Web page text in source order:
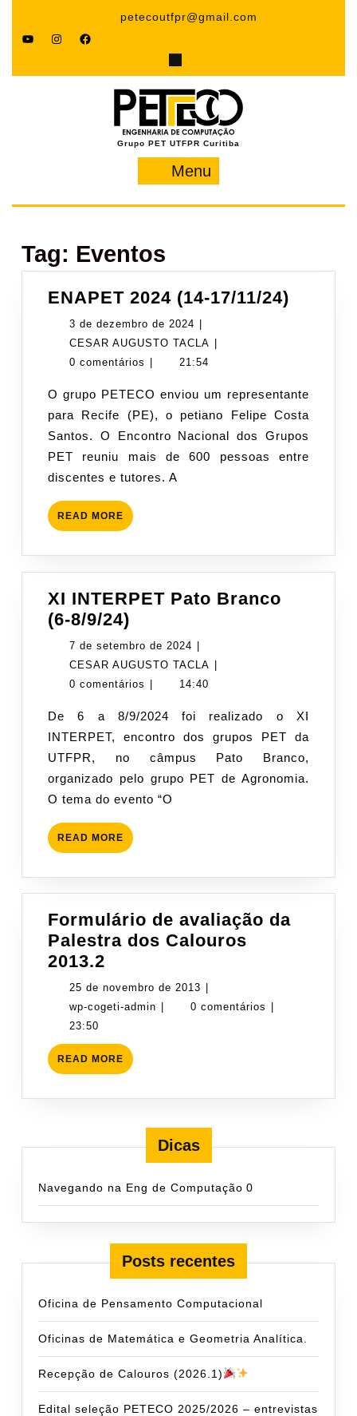
petecoutfpr@gmail.com
YouTubeInstagramFacebook
Grupo PET UTFPR Curitiba
Menu
Tag: Eventos
ENAPET 2024 (14-17/11/24)
3 de dezembro de 2024 3
de
dezembro
2024
CESAR AUGUSTO TACLA CESAR
0 comentários
21:54
O grupo PETECO enviou um representante
para Recife (PE), o petiano Felipe Costa
Santos. O Encontro Nacional dos Grupos
PET reuniu mais de 600 pessoas entre
discentes e tutores. A
READ MORE READ
MORE
XI INTERPET Pato Branco
(6-8/9/24)
INTERPET
Pato
Branco
8/9/24)
7 de setembro de 2024 7
de
setembro
2024
|
CESAR AUGUSTO TACLA CESAR
|
0 comentários | 14:40
De 6 a 8/9/2024 foi realizado o XI
INTERPET, encontro dos grupos PET da
UTFPR, no câmpus Pato Branco,
organizado pelo grupo PET de Agronomia.
O tema do evento “O
READ MORE READ
MORE
Formulário de avaliação da
Palestra dos Calouros
2013.2
de
avaliação
Palestra
dos
25 de novembro de 2013 25
de
wp-cogeti-admin wp-
0 comentários
23:50
READ MORE READ
MORE
Dicas
Navegando na Eng de Computação 0
Posts recentes
Oficina de Pensamento Computacional
Oficinas de Matemática e Geometria Analítica.
Recepção de Calouros (2026.1)
Edital seleção PETECO 2025/2026 – entrevistas